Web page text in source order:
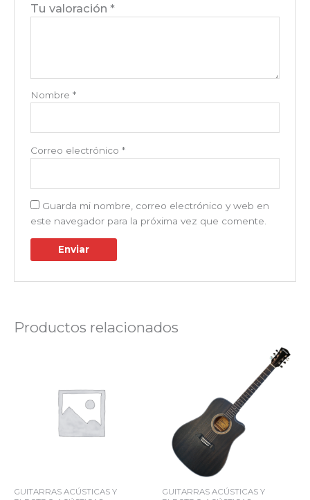
Tu valoración *
Nombre *
Correo electrónico *
Guarda mi nombre, correo electrónico y web en
este navegador para la próxima vez que comente.
Productos relacionados
GUITARRAS ACÚSTICAS Y
GUITARRAS ACÚSTICAS Y